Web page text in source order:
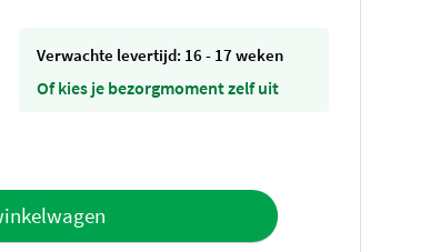
Verwachte levertijd: 16 - 17 weken
Of kies je bezorgmoment zelf uit